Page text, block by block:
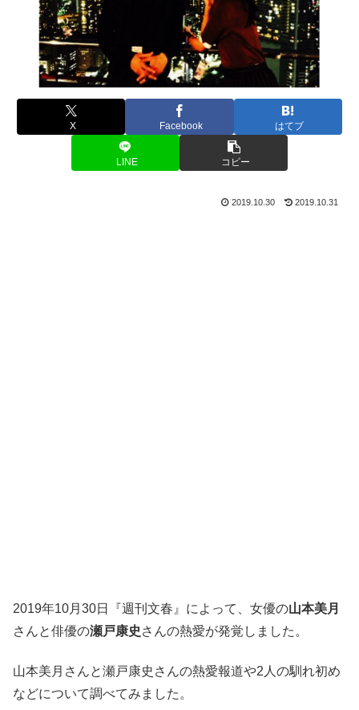
X Facebook はてブ
LINE コピー
2019.10.30 2019.10.31
2019年10月30日『週刊文春』によって、女優の山本美月
さんと俳優の瀬戸康史 さんの熱愛が発覚しました。
山本美月さんと瀬戸康史さんの熱愛報道や2人の馴れ初め
などについて調べてみました。